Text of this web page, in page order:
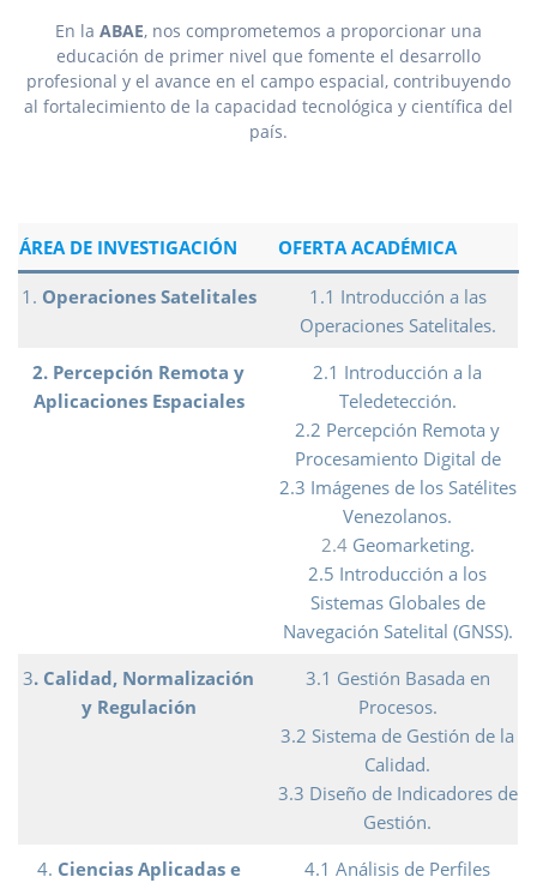
En la ABAE, nos comprometemos a proporcionar una
educación de primer nivel que fomente el desarrollo
profesional y el avance en el campo espacial, contribuyendo
al fortalecimiento de la capacidad tecnológica y científica del
país.
ÁREA DE INVESTIGACIÓN OFERTA ACADÉMICA
1. Operaciones Satelitales
1.1 Introducción a las
Operaciones Satelitales.
2. Percepción Remota y
Aplicaciones Espaciales
2.1 Introducción a la
Teledetección.
2.2 Percepción Remota y
Procesamiento Digital de
2.3 Imágenes de los Satélites
Venezolanos.
2.4 Geomarketing.
2.5 Introducción a los
Sistemas Globales de
Navegación Satelital (GNSS).
3. Calidad, Normalización
y Regulación
3.1 Gestión Basada en
Procesos.
3.2 Sistema de Gestión de la
Calidad.
3.3 Diseño de Indicadores de
Gestión.
4. Ciencias Aplicadas e
4.1 Análisis de Perfiles